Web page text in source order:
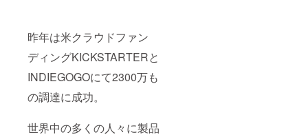
昨年は米クラウドファン
ディングKICKSTARTERと
INDIEGOGOにて2300万も
の調達に成功。
世界中の多くの人々に製品